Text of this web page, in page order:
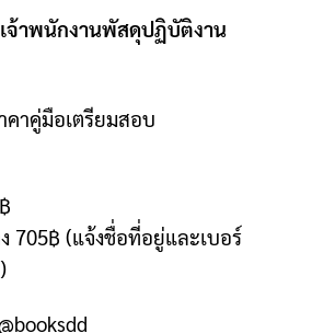
จ้าพนักงานพัสดุปฏิบัติงาน
าคู่มือเตรียมสอบ
705฿ (แจ้งชื่อที่อยู่และเบอร์
)